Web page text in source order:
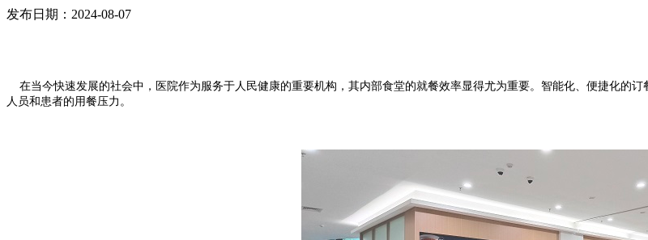
发布日期：2024-08-07
在当今快速发展的社会中，医院作为服务于人民健康的重要机构，其内部食堂的就餐效率显得尤为重要。智能化、便捷化的
人员和患者的用餐压力。